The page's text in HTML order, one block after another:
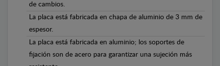
de cambios.
La placa está fabricada en chapa de aluminio de 3 mm de
espesor.
La placa está fabricada en aluminio; los soportes de
fijación son de acero para garantizar una sujeción más